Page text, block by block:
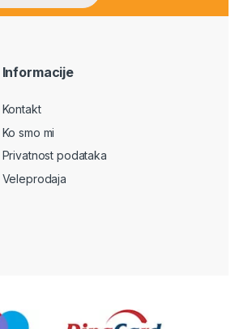
Informacije
Kontakt
Ko smo mi
Privatnost podataka
Veleprodaja